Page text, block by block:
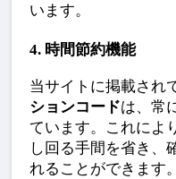
います。
4. 時間節約機能
当サイトに掲載され
ションコードは、常
ています。これによ
し回る手間を省き、
れることができます。